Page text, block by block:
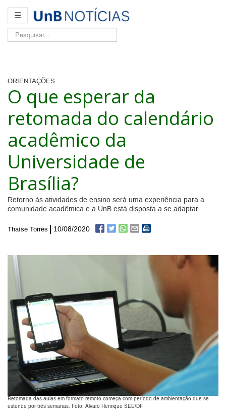
☰
Pesquisar...
ORIENTAÇÕES
O que esperar da
retomada do calendário
acadêmico da
Universidade de
Brasília?
Retorno às atividades de ensino será uma experiência para a
comunidade acadêmica e a UnB está disposta a se adaptar
Thaíse Torres 10/08/2020
Retomada das aulas em formato remoto começa com período de ambientação que se
estende por três semanas. Foto: Álvaro Henrique SEE/DF